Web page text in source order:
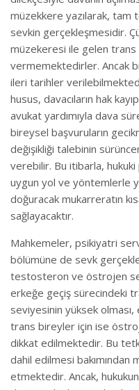
müzekkere yazılarak, tam
sevkin gerçekleşmesidir.
müzekeresi ile gelen
vermemektedirler. Ancak
ileri tarihler
husus, davacıların hak
avukat yardımıyla dava
bireysel başvuruların
değişikliği talebinin
verebilir. Bu itibarla,
uygun yol ve yöntemlerle
doğuracak mukarreratın
sağlayacaktır.
Mahkemeler, psikiyatri
bölümüne de sevk
testosteron ve östrojen
erkeğe geçiş sürecindeki
seviyesinin yüksek
trans bireyler için ise
dikkat edilmektedir. Bu
dahil edilmesi
etmektedir. Ancak,